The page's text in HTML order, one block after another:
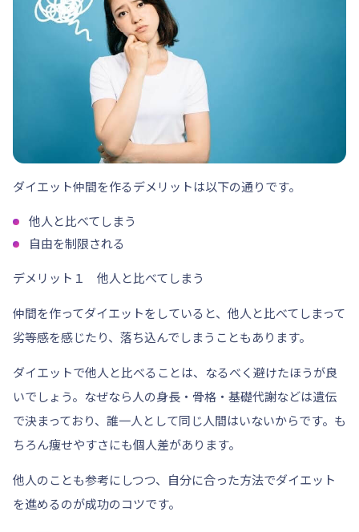
ダイエット仲間を作るデメリットは以下の通りです。
他人と比べてしまう
自由を制限される
デメリット１ 他人と比べてしまう
仲間を作ってダイエットをしていると、他人と比べてしまって
劣等感を感じたり、落ち込んでしまうこともあります。
ダイエットで他人と比べることは、なるべく避けたほうが良
いでしょう。なぜなら人の身長・骨格・基礎代謝などは遺伝
で決まっており、誰一人として同じ人間はいないからです。 も
ちろん痩せやすさにも個人差があります。
他人のことも参考にしつつ、自分に合った方法でダイエット
を進めるのが成功のコツです。